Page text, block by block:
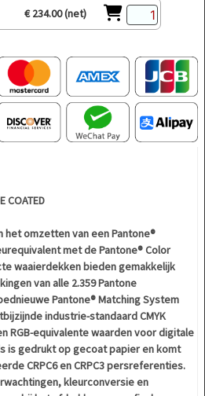
€ 234.00 (net)
COATED
omzetten van een Pantone®
met de Pantone® Color
waaierdekken bieden gemakkelijk
van alle 2.359 Pantone
Pantone® Matching System
industrie-standaard CMYK
RGB-equivalente waarden voor digitale
is gedrukt op gecoat papier en komt
CRPC6 en CRPC3 persreferenties.
kleurconversie en